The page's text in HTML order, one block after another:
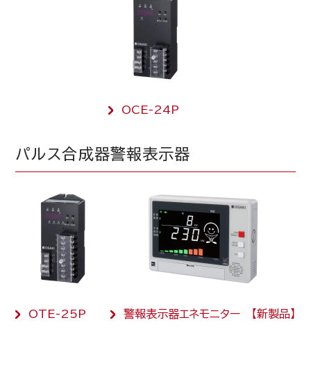
OCE-24P
パルス合成器
OTE-25P
警報表示器
警報表示器エネモニター 【新製品】